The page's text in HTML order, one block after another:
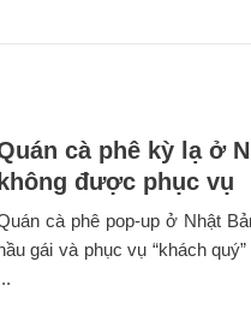
cà phê kỳ lạ ở
được phục vụ
cà phê pop-up ở Nhật
gái và phục vụ “khách